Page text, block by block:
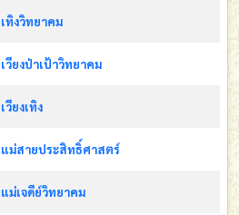
เทิงวิทยาคม
เวียงป่าเป้าวิทยาคม
เวียงเทิง
แม่สายประสิทธิ์ศาสตร์
แม่เจดีย์วิทยาคม